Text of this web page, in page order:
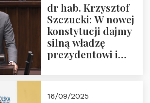
dr hab. Krzysztof
Szczucki: W nowej
konstytucji dajmy
silną władzę
prezydentowi i
16/09/2025